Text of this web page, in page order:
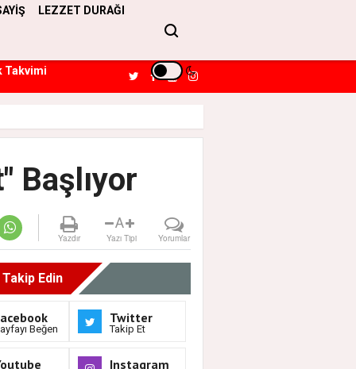
LEZZET DURAĞI
Takvimi
Başlıyor
Yazdır
A
Yazı Tipi Yorumlar
Takip Edin
Beğen
Twitter
Takip Et
Instagram